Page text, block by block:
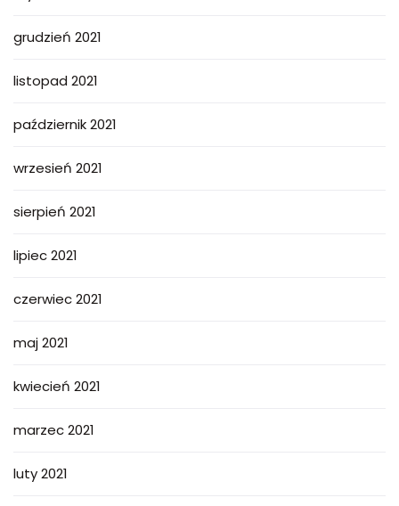
grudzień 2021
listopad 2021
październik 2021
wrzesień 2021
sierpień 2021
lipiec 2021
czerwiec 2021
maj 2021
kwiecień 2021
marzec 2021
luty 2021